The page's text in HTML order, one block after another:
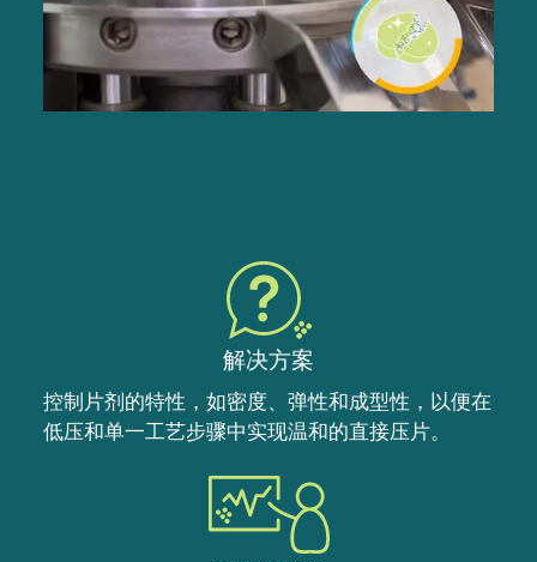
解决方案
控制片剂的特性，如密度、弹性和成型性，以便在
低压和单一工艺步骤中实现温和的直接压片。